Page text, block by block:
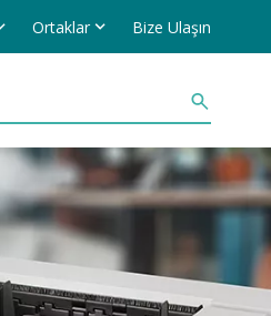
Ortaklar Bize Ulaşın